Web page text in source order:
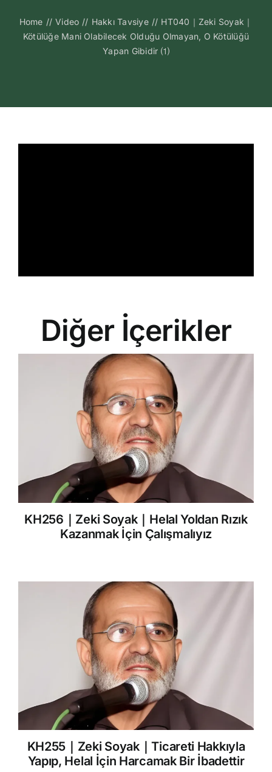
Sesli
Home // Video // Hakkı Tavsiye // HT040｜Zeki Soyak｜
Kötülüğe Mani Olabilecek Olduğu Olmayan, O Kötülüğü
Yapan Gibidir ⑴
Diğer İçerikler
KH256｜Zeki Soyak｜Helal Yoldan Rızık
Kazanmak İçin Çalışmalıyız
KH255｜Zeki Soyak｜Ticareti Hakkıyla
Yapıp, Helal İçin Harcamak Bir İbadettir